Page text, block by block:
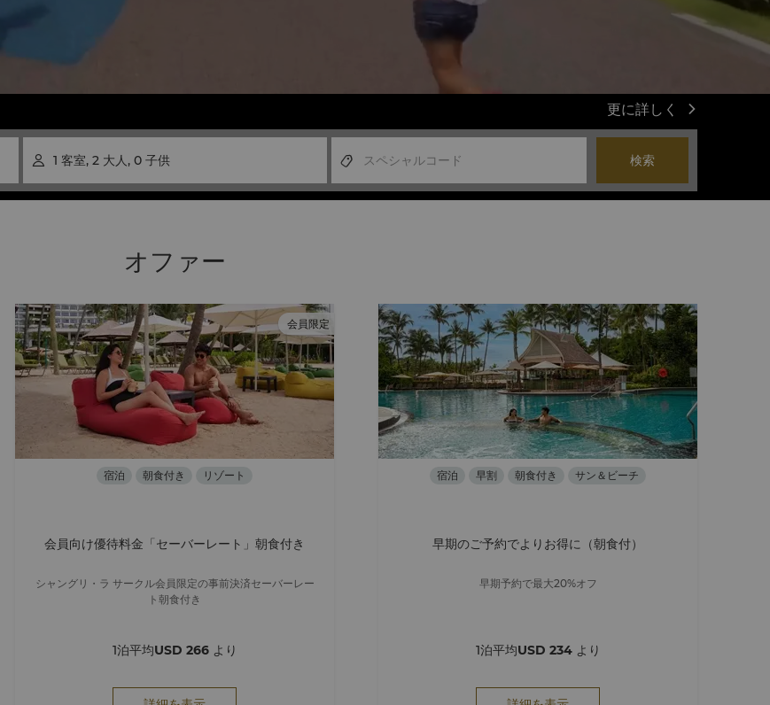
更に詳しく
 1 客室, 2 大人 , 0 子供 検索
オファー
会員限定
宿泊 朝食付き リゾート
会員向け優待料金「セーバーレート」朝食付き
シャングリ・ラ サークル会員限定の事前決済セーバーレー
ト朝食付き
1泊平均USD 266より
宿泊 早割 朝食付き サン＆ビーチ
早期のご予約でよりお得に（朝食付）
早期予約で最大20%オフ
1泊平均USD 234より